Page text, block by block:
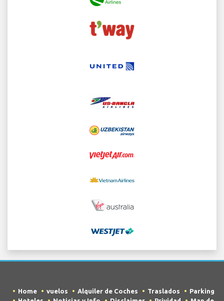
Home vuelos Alquiler de Coches Traslados
Parking